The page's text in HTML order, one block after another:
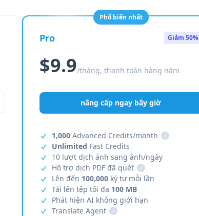
Phổ biến nhất
Pro Giảm 50%
$9.9/tháng, thanh toán hàng năm
nâng cấp ngay bây giờ
1,000 Advanced Credits/month
i
Unlimited Fast Credits
10 lượt dịch ảnh sang ảnh/ngày
Hỗ trợ dịch PDF đã quét
i
Lên đến 100,000 ký tự mỗi lần
Tải lên tệp tối đa 100 MB
Phát hiện AI không giới hạn
Translate Agent
i